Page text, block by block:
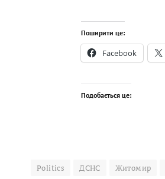
Поширити це:
Facebook
Подобається це:
Politics ДСНС Житомир